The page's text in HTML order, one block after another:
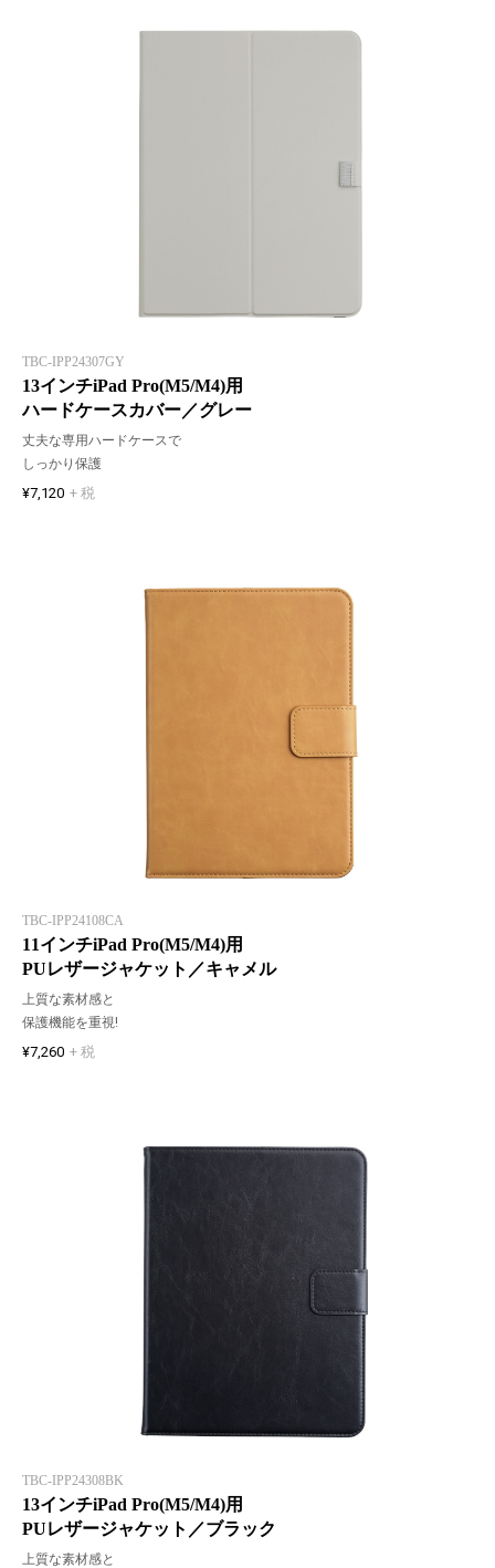
TBC-IPP24307GY
13インチiPad Pro(M5/M4)用
ハードケースカバー／グレー
丈夫な専用ハードケースで
しっかり保護
¥7,120 + 税
TBC-IPP24108CA
11インチiPad Pro(M5/M4)用
PUレザージャケット／キャメル
上質な素材感と
保護機能を重視!
¥7,260 + 税
TBC-IPP24308BK
13インチiPad Pro(M5/M4)用
PUレザージャケット／ブラック
上質な素材感と